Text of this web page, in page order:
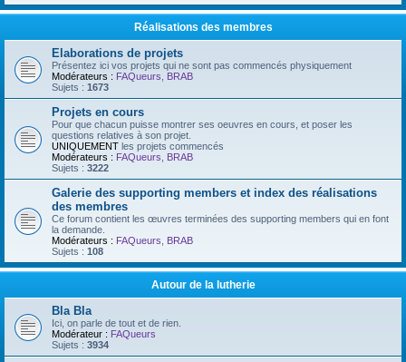
Réalisations des membres
Elaborations de projets
Présentez ici vos projets qui ne sont pas commencés physiquement
Modérateurs : FAQueurs
BRAB
Sujets : 1673
Projets en cours
Pour que chacun puisse montrer ses oeuvres en cours, et poser les
questions relatives à son projet.
UNIQUEMENT les projets commencés
Modérateurs : FAQueurs
BRAB
Sujets : 3222
Galerie des supporting members et index des réalisations
des membres
Ce forum contient les œuvres terminées des supporting members qui en font
la demande.
Modérateurs : FAQueurs
BRAB
Sujets : 108
Autour de la lutherie
Bla Bla
Ici, on parle de tout et de rien.
Modérateur : FAQueurs
Sujets : 3934